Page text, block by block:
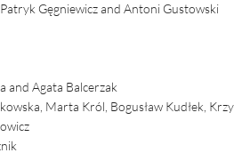
Gęgniewicz and Antoni Gustowski
and Agata Balcerzak
Marta Król, Bogusław Kudłek,